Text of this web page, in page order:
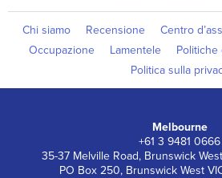
Chi siamo Recensione Centro
Occupazione
Lamentele Politiche
Politica sulla
Melbourne
+61 3 9481 0666
35-37 Melville Road, Brunswick
PO Box 250, Brunswick West